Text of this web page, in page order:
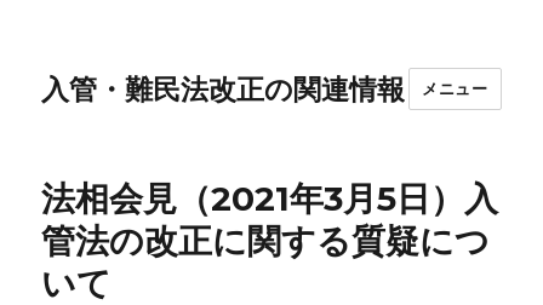
入管・難民法改正の関連情報 メニュー
法相会見（2021年3月5日）入
管法の改正に関する質疑につ
いて